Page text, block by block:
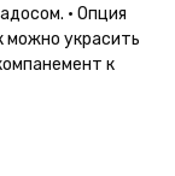
• Опция
можно украсить
к